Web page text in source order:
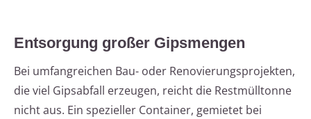
Entsorgung großer Gipsmengen
Bei umfangreichen Bau- oder Renovierungsprojekten,
die viel Gipsabfall erzeugen, reicht die Restmülltonne
nicht aus. Ein spezieller Container, gemietet bei